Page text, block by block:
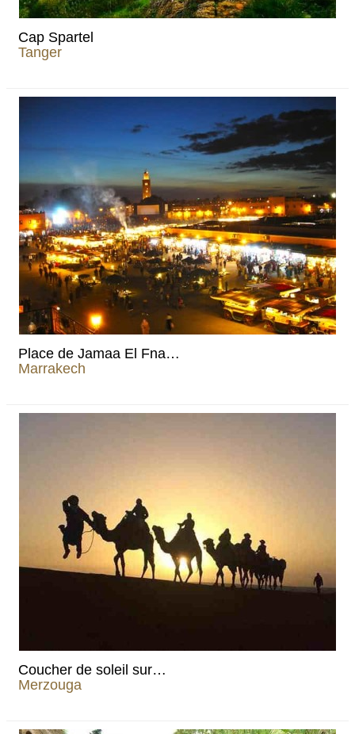
Cap Spartel
Tanger
Place de Jamaa El Fna…
Marrakech
Coucher de soleil sur…
Merzouga